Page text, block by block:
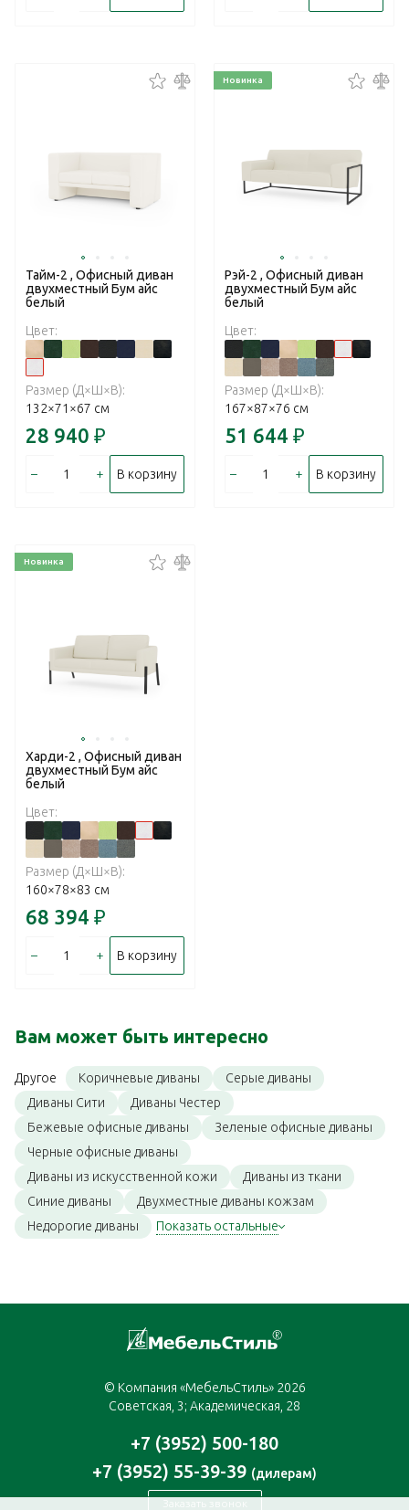
Тайм-2 , Офисный диван
двухместный Бум айс
белый
Цвет:
Размер (Д×Ш×В):
132×71×67 см
28 940 ₽
– + В корзину
Новинка
Рэй-2 , Офисный диван
двухместный Бум айс
белый
Цвет:
Размер (Д×Ш×В):
167×87×76 см
51 644 ₽
– + В корзину
Новинка
Харди-2 , Офисный диван
двухместный Бум айс
белый
Цвет:
Размер (Д×Ш×В):
160×78×83 см
68 394 ₽
– + В корзину
Вам может быть интересно
Другое Коричневые диваны
Серые диваны
Диваны Сити
Диваны Честер
Бежевые офисные диваны
Зеленые офисные диваны
Черные офисные диваны
Диваны из искусственной кожи
Диваны из ткани
Синие диваны
Двухместные диваны кожзам
Недорогие диваны
Показать остальные
© Компания «МебельСтиль» 2026
Советская, 3; Академическая, 28
+7 (3952) 500-180
+7 (3952) 55-39-39 (дилерам)
Заказать звонок